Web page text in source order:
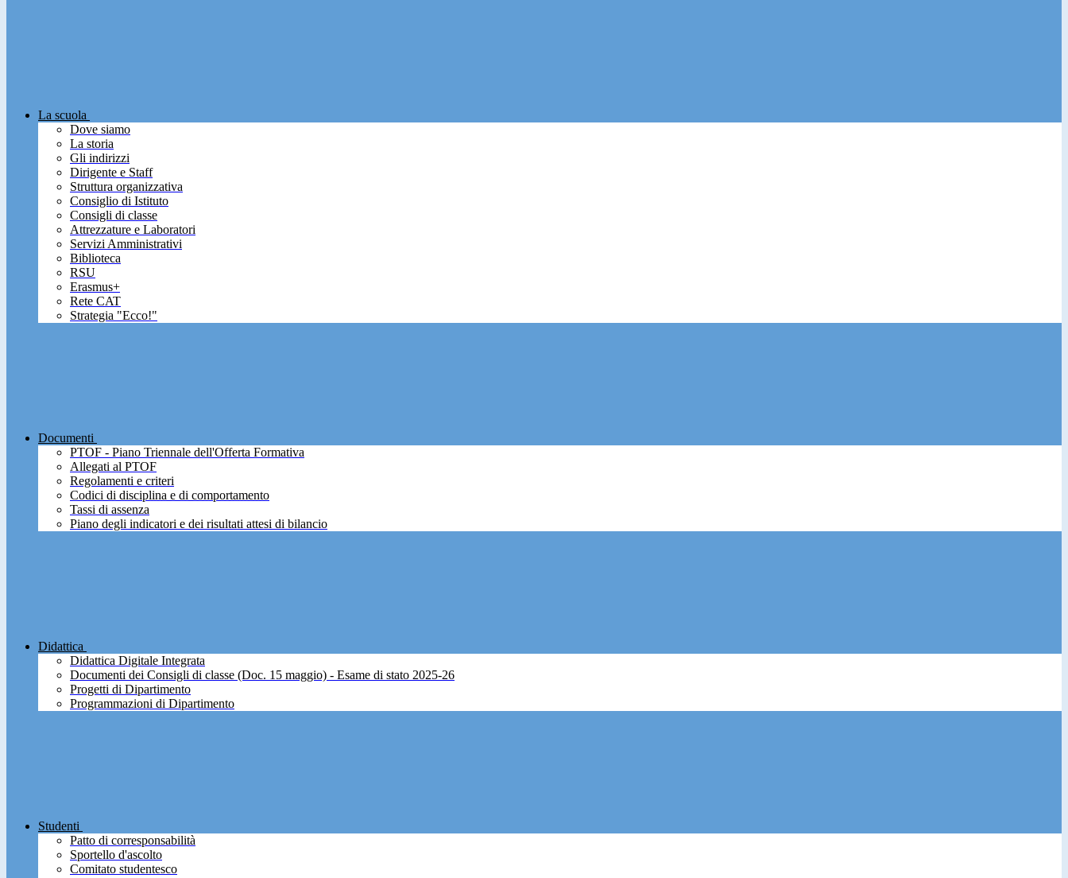
La scuola
Dove siamo
La storia
Gli indirizzi
Dirigente e Staff
Struttura organizzativa
Consiglio di Istituto
Consigli di classe
Attrezzature e Laboratori
Servizi Amministrativi
Biblioteca
RSU
Erasmus+
Rete CAT
Strategia "Ecco!"
Documenti
PTOF - Piano Triennale dell'Offerta Formativa
Allegati al PTOF
Regolamenti e criteri
Codici di disciplina e di comportamento
Tassi di assenza
Piano degli indicatori e dei risultati attesi di bilancio
Didattica
Didattica Digitale Integrata
Documenti dei Consigli di classe (Doc. 15 maggio) - Esame di stato 2025-26
Progetti di Dipartimento
Programmazioni di Dipartimento
Studenti
Patto di corresponsabilità
Sportello d'ascolto
Comitato studentesco